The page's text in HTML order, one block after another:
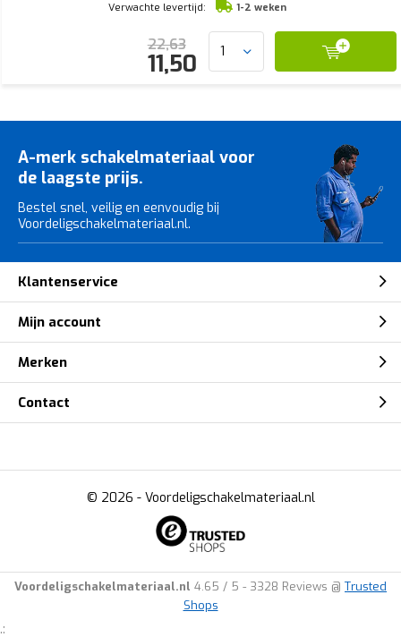
Verwachte levertijd:
1-2 weken
22,63
11,50
A-merk schakelmateriaal voor
de laagste prijs.
Bestel snel, veilig en eenvoudig bij
Voordeligschakelmateriaal.nl.
Klantenservice
Mijn account
Merken
Contact
© 2026 - Voordeligschakelmateriaal.nl
Voordeligschakelmateriaal.nl 4.65 / 5 - 3328 Reviews @ Trusted
Shops
.: